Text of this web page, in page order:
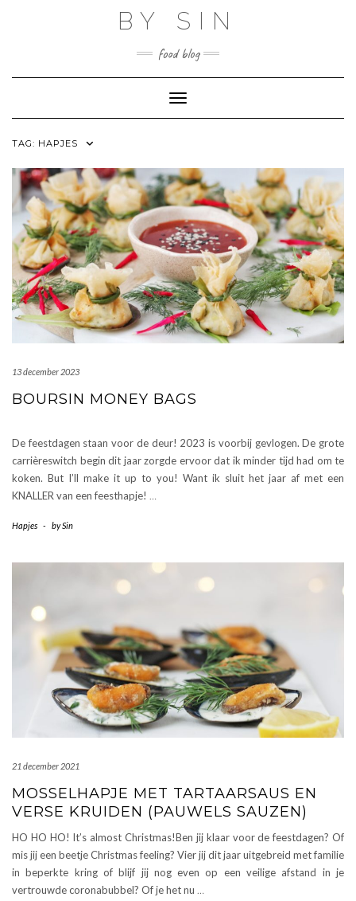
BY SIN
food blog
Toggle Navigation
TAG: HAPJES
13 december 2023
BOURSIN MONEY BAGS
De feestdagen staan voor de deur! 2023 is voorbij gevlogen. De grote
carrièreswitch begin dit jaar zorgde ervoor dat ik minder tijd had om te
koken. But I’ll make it up to you! Want ik sluit het jaar af met een
KNALLER van een feesthapje! …
Hapjes - bySin
21 december 2021
MOSSELHAPJE MET TARTAARSAUS EN
VERSE KRUIDEN (PAUWELS SAUZEN)
HO HO HO! It’s almost Christmas!Ben jij klaar voor de feestdagen? Of
mis jij een beetje Christmas feeling? Vier jij dit jaar uitgebreid met familie
in beperkte kring of blijf jij nog even op een veilige afstand in je
vertrouwde coronabubbel? Of je het nu …